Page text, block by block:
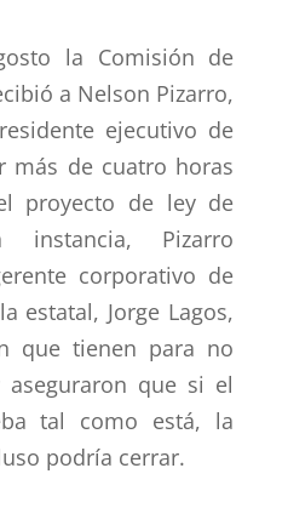
la Comisión de
a Nelson Pizarro,
ejecutivo de
más de cuatro horas
proyecto de ley de
Pizarro
corporativo de
estatal, Jorge Lagos,
que tienen para no
aseguraron que si el
tal como está, la
podría cerrar.